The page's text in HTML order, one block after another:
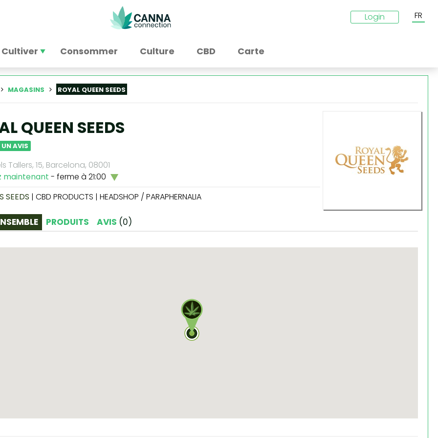
Login FR
Cultiver Consommer Culture CBD Carte
MAGASINS ROYAL QUEEN SEEDS
QUEEN SEEDS
UN AVIS
Tallers, 15, Barcelona, 08001
maintenant - ferme à 21:00
SEEDS | CBD PRODUCTS | HEADSHOP / PARAPHERNALIA
PRODUITS AVIS (0)